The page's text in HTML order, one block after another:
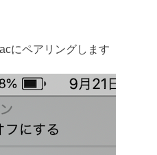
にペアリングします